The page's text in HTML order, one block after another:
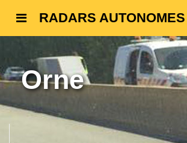
RADARS AUTONOMES
Orne